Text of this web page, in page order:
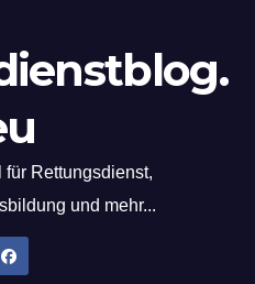
Rettungsdienst,
und mehr...